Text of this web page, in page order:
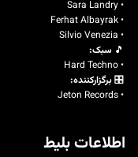
• Sara Landry
• Ferhat Albayrak
• Silvio Venezia
🎵 سبک:
• Hard Techno
🎛برگزارکننده:
• Jeton Records
اطلاعات بلیط